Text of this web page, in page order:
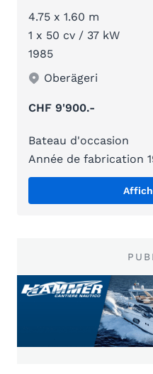
4.75 x 1.60 m
1 x 50 cv / 37 kW
1985
Oberägeri
CHF 9'900.-
Bateau d'occasion
Année de fabrication